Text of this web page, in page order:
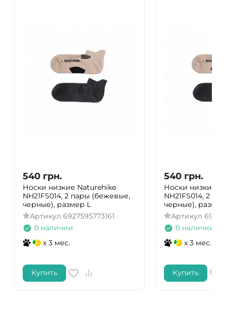
540 грн.
Носки низкие Naturehike
NH21FS014, 2 пары (бежевые,
черные), размер L
Артикул 6927595773161
В наличии
x 3 мес.
Купить
540 грн.
Носки низкие
NH21FS014, 2
черные),
Артикул
В наличии
x 3 мес.
Купить